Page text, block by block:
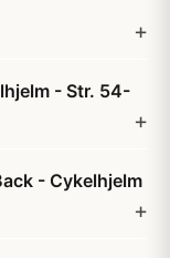
- Str. 54-
- Cykelhjelm